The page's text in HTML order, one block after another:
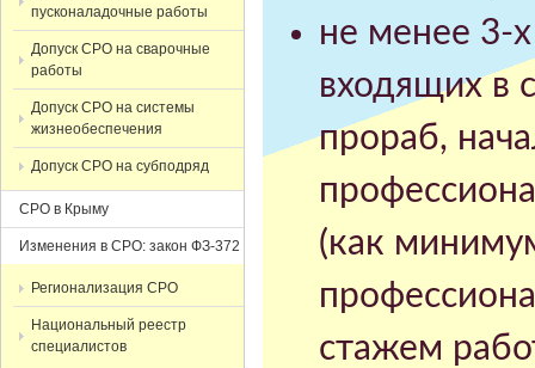
не менее 3-
входящих в
прораб,
(как
стажем
пусконаладочные работы
Допуск СРО на сварочные
работы
Допуск СРО на системы
жизнеобеспечения
Допуск СРО на субподряд
СРО в Крыму
Изменения в СРО: закон ФЗ-372
Регионализация СРО
Национальный реестр
специалистов